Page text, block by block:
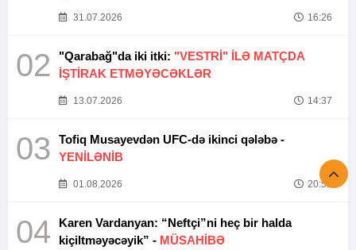
31.07.2026 16:26
02 "Qarabağ"da iki itki: "VESTRİ" İLƏ MATÇDA
İŞTİRAK ETMƏYƏCƏKLƏR
13.07.2026 14:37
03
Tofiq Musayevdən UFC-də ikinci qələbə -
YENİLƏNİB
01.08.2026 20:52
04
Karen Vardanyan: “Neftçi”ni heç bir halda
kiçiltməyəcəyik” - MÜSAHİBƏ